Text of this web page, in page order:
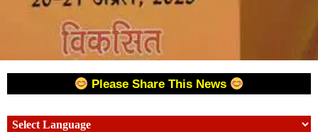
Please Share This News